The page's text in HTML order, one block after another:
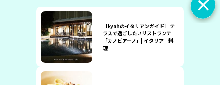
【kyahのイタリアンガイド】 テ
ラスで過ごしたいリストランテ
「カノビアーノ」| イタリア 料
理